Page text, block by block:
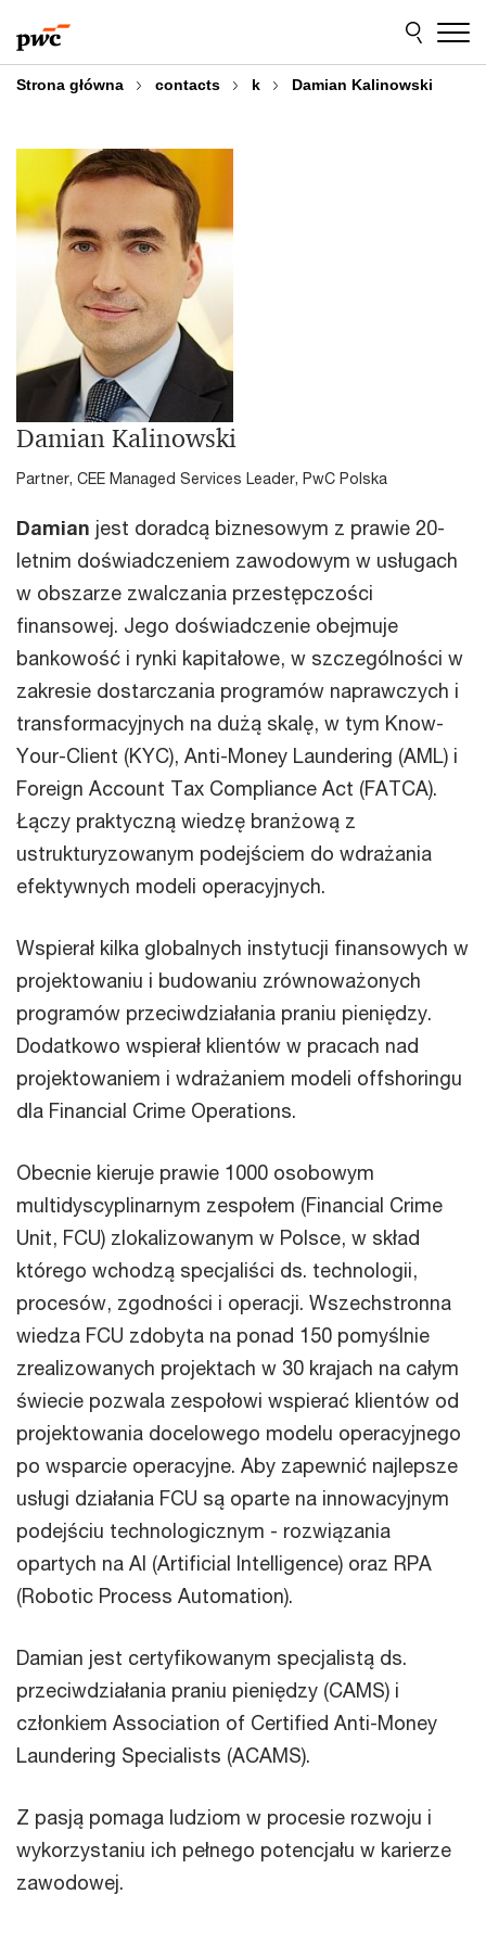
do
treści
do
stopki
Strona główna contacts k Damian Kalinowski
Damian Kalinowski
Partner, CEE Managed Services Leader, PwC Polska
Damian jest doradcą biznesowym z prawie 20-
letnim doświadczeniem zawodowym w usługach
w obszarze zwalczania przestępczości
finansowej. Jego doświadczenie obejmuje
bankowość i rynki kapitałowe, w szczególności w
zakresie dostarczania programów naprawczych i
transformacyjnych na dużą skalę, w tym Know-
Your-Client (KYC), Anti-Money Laundering (AML) i
Foreign Account Tax Compliance Act (FATCA).
Łączy praktyczną wiedzę branżową z
ustrukturyzowanym podejściem do wdrażania
efektywnych modeli operacyjnych.
Wspierał kilka globalnych instytucji finansowych w
projektowaniu i budowaniu zrównoważonych
programów przeciwdziałania praniu pieniędzy.
Dodatkowo wspierał klientów w pracach nad
projektowaniem i wdrażaniem modeli offshoringu
dla Financial Crime Operations.
Obecnie kieruje prawie 1000 osobowym
multidyscyplinarnym zespołem (Financial Crime
Unit, FCU) zlokalizowanym w Polsce, w skład
którego wchodzą specjaliści ds. technologii,
procesów, zgodności i operacji. Wszechstronna
wiedza FCU zdobyta na ponad 150 pomyślnie
zrealizowanych projektach w 30 krajach na całym
świecie pozwala zespołowi wspierać klientów od
projektowania docelowego modelu operacyjnego
po wsparcie operacyjne. Aby zapewnić najlepsze
usługi działania FCU są oparte na innowacyjnym
podejściu technologicznym - rozwiązania
opartych na AI (Artificial Intelligence) oraz RPA
(Robotic Process Automation).
Damian jest certyfikowanym specjalistą ds.
przeciwdziałania praniu pieniędzy (CAMS) i
członkiem Association of Certified Anti-Money
Laundering Specialists (ACAMS).
Z pasją pomaga ludziom w procesie rozwoju i
wykorzystaniu ich pełnego potencjału w karierze
zawodowej.